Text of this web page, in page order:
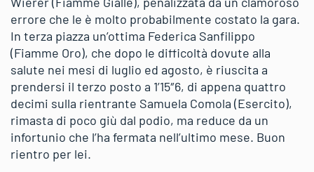
errore che le è molto probabilmente costato la gara.
In terza piazza un’ottima Federica Sanfilippo
(Fiamme Oro), che dopo le difficoltà dovute alla
salute nei mesi di luglio ed agosto, è riuscita a
prendersi il terzo posto a 1’15″6, di appena quattro
decimi sulla rientrante Samuela Comola (Esercito),
rimasta di poco giù dal podio, ma reduce da un
infortunio che l’ha fermata nell’ultimo mese. Buon
rientro per lei.